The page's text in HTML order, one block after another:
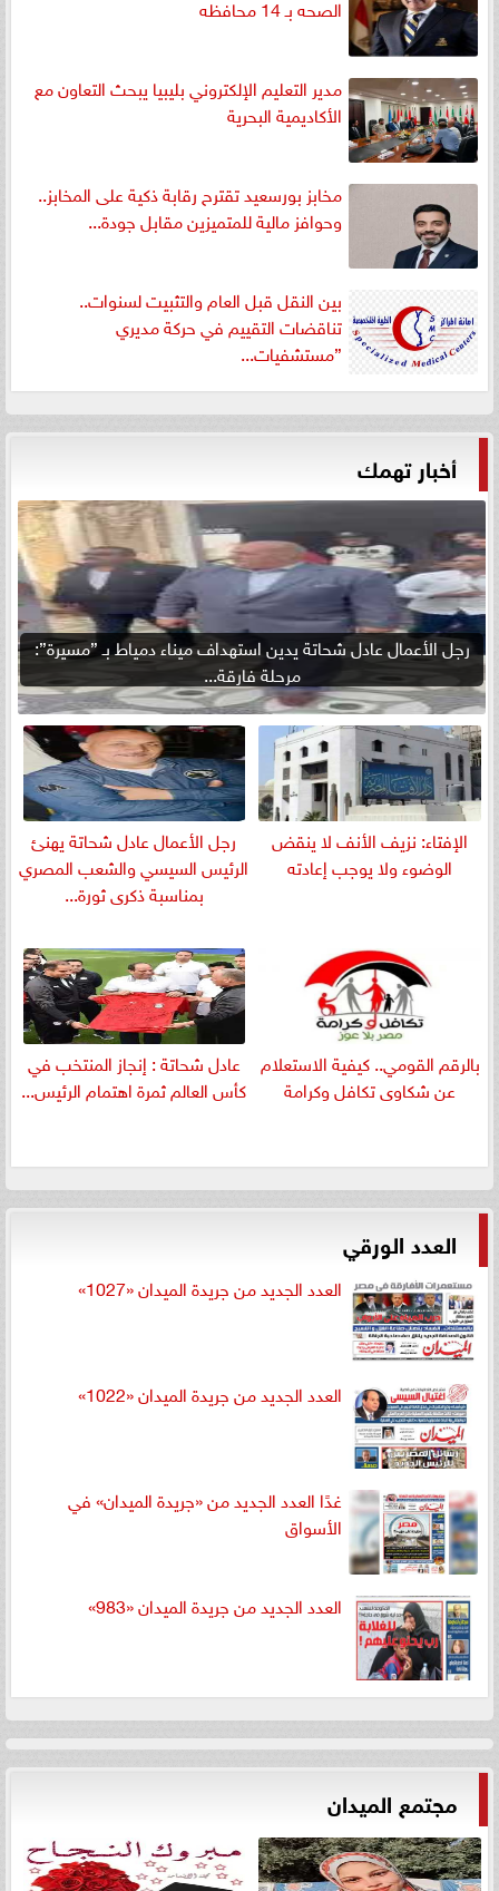
الصحه بـ 14 محافظه
مدير التعليم الإلكتروني بليبيا يبحث التعاون مع
الأكاديمية البحرية
مخابز بورسعيد تقترح رقابة ذكية على المخابز..
وحوافز مالية للمتميزين مقابل جودة...
بين النقل قبل العام والتثبيت لسنوات..
تناقضات التقييم في حركة مديري
”مستشفيات...
أخبار تهمك
رجل الأعمال عادل شحاتة يدين استهداف ميناء دمياط بـ ”مسيرة”:
مرحلة فارقة...
الإفتاء: نزيف الأنف لا ينقض
الوضوء ولا يوجب إعادته
رجل الأعمال عادل شحاتة يهنئ
الرئيس السيسي والشعب المصري
بمناسبة ذكرى ثورة...
بالرقم القومي.. كيفية الاستعلام
عن شكاوى تكافل وكرامة
عادل شحاتة : إنجاز المنتخب في
كأس العالم ثمرة اهتمام الرئيس...
العدد الورقي
العدد الجديد من جريدة الميدان «1027»
العدد الجديد من جريدة الميدان «1022»
غدًا العدد الجديد من «جريدة الميدان» في
الأسواق
العدد الجديد من جريدة الميدان «983»
مجتمع الميدان